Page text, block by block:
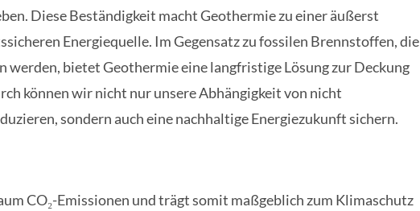
Diese Beständigkeit macht Geothermie zu einer äußerst
Energiequelle. Im Gegensatz zu fossilen Brennstoffen, die
werden, bietet Geothermie eine langfristige Lösung zur Deckung
können wir nicht nur unsere Abhängigkeit von nicht
sondern auch eine nachhaltige Energiezukunft sichern.
CO₂-Emissionen und trägt somit maßgeblich zum Klimaschutz